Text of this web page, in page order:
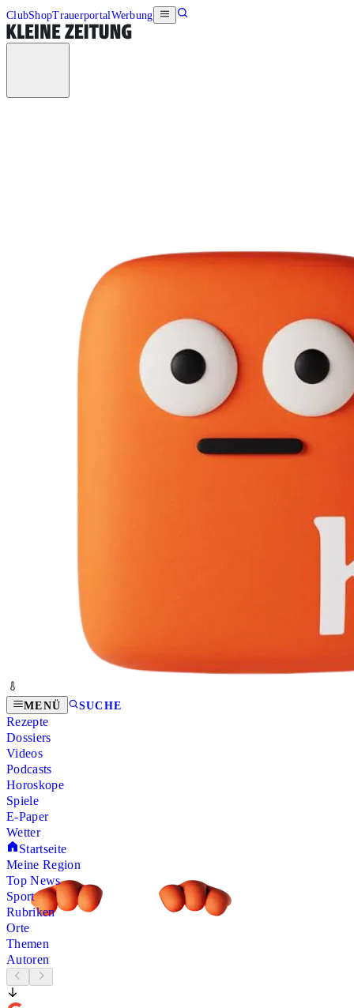
ClubShopTrauerportalWerbung
MENÜ SUCHE
Rezepte
Dossiers
Videos
Podcasts
Horoskope
Spiele
E-Paper
Wetter
Startseite
Meine Region
Top News
Sport
Rubriken
Orte
Themen
Autoren